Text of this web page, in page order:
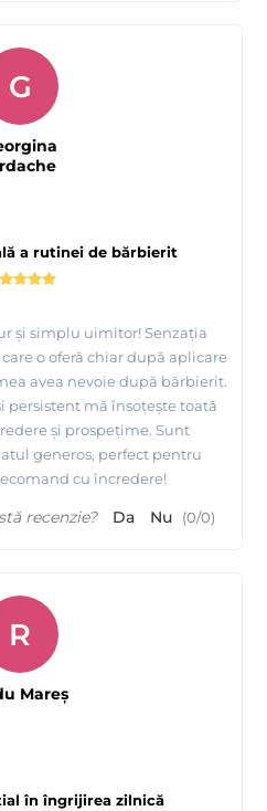
a rutinei de bărbierit
și simplu uimitor! Senzația
o oferă chiar după aplicare
avea nevoie după bărbierit.
persistent mă însoțește toată
și prospețime. Sunt
generos, perfect pentru
cu încredere!
G
recenzie? Da Nu (0/0)
în îngrijirea zilnică
R
Mareş